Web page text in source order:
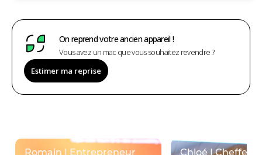
On reprend votre ancien appareil !
Vous avez un mac que vous souhaitez revendre ?
Estimer ma reprise